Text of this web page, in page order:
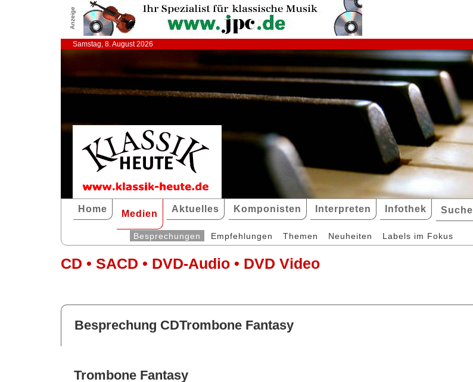
Anzeige
Samstag, 8. August 2026
Home Medien Aktuelles Komponisten Interpreten Infothek Suche
Besprechungen Empfehlungen Themen Neuheiten Labels im Fokus
CD • SACD • DVD-Audio • DVD Video
Besprechung CDTrombone Fantasy
Trombone Fantasy